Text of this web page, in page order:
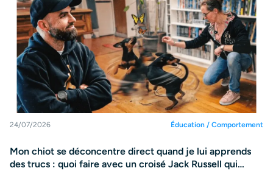
24/07/2026 Éducation / Comportement
Mon chiot se déconcentre direct quand je lui apprends
des trucs : quoi faire avec un croisé Jack Russell qui